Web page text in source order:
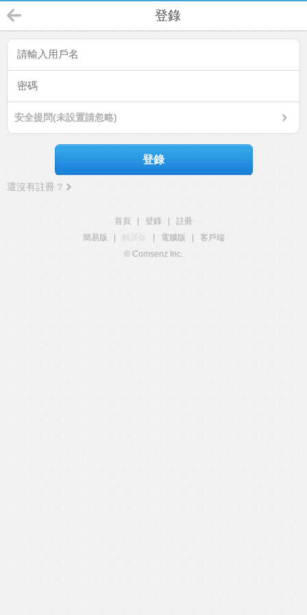
登錄
安全提問(未設置請忽略)
登錄
還沒有註冊？
首頁 登錄
註冊
簡易版
觸屏版 電腦版
客戶端
© Comsenz Inc.